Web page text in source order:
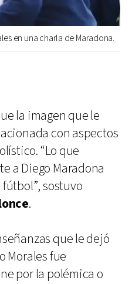
en una charla de Maradona.
la imagen que le
con aspectos
“Lo que
a Diego Maradona
sostuvo
.
que le dejó
Morales fue
por la polémica o